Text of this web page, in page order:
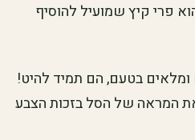
פרי קיץ שמועיל להוסיף
ומלאים בטעם, הם תמיד להיט!
המראה של הסל בזכות הצבע